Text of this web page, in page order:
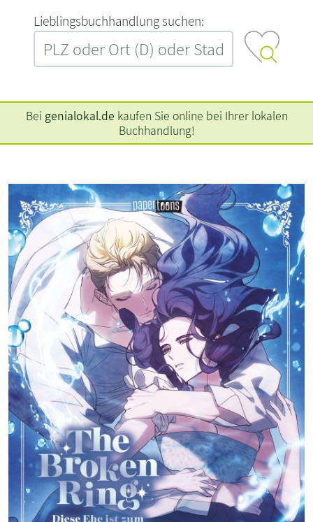
L‍i‍e‍b‍l‍i‍n‍g‍s‍b‍u‍c‍h‍h‍a‍n‍d‍l‍u‍n‍g‍ ‍s‍u‍c‍h‍e‍n‍:‍
Bei genialokal.de kaufen Sie online bei Ihrer lokalen
Buchhandlung!